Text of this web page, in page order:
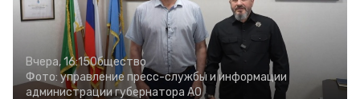
Вчера, 16:15Общество
Фото: управление пресс-службы и информации
администрации губернатора АО